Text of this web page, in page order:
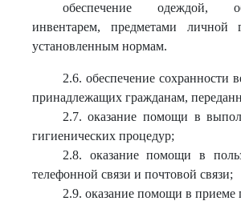
обеспечение одеждой,
инвентарем, предметами личной
установленным нормам.
2.6. обеспечение сохранности
принадлежащих гражданам,
2.7. оказание помощи в
гигиенических процедур;
2.8. оказание помощи в
телефонной связи и почтовой связи;
2.9. оказание помощи в